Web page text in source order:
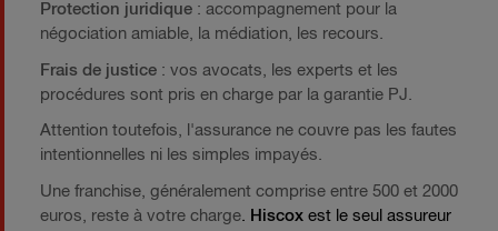
Protection juridique: accompagnement pour la
négociation amiable, la médiation, les recours.
Frais de justice : vos avocats, les experts et les
procédures sont pris en charge par la garantie PJ.
Attention toutefois, l'assurance ne couvre pas les fautes
intentionnelles ni les simples impayés.
Une franchise, généralement comprise entre 500 et 2000
euros, reste à votre charge. Hiscoxest le seul assureur